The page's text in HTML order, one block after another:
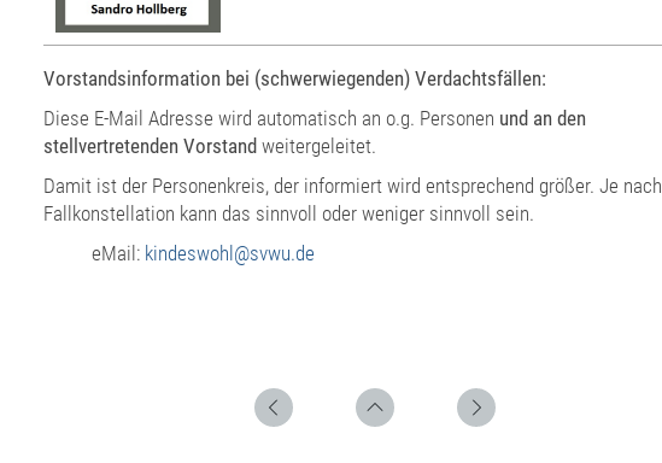
Vorstandsinformation bei (schwerwiegenden) Verdachtsfällen:
Diese E-Mail Adresse wird automatisch an o.g. Personen und an den
stellvertretenden Vorstand weitergeleitet.
Damit ist der Personenkreis, der informiert wird entsprechend größer. Je nach
Fallkonstellation kann das sinnvoll oder weniger sinnvoll sein.
eMail: kindeswohl@svwu.de